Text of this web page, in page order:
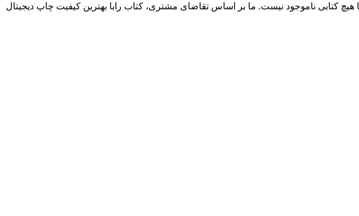
کتابی ناموجود نیست. ما بر اساس تقاضای مشتری، کتاب رابا بهترین کیفیت چاپ دیجیتال